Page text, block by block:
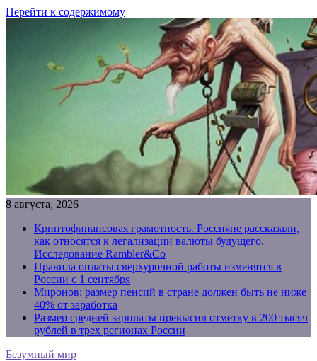
Перейти к содержимому
8 августа, 2026
Криптофинансовая грамотность. Россияне рассказали,
как относятся к легализации валюты будущего.
Исследование Rambler&Co
Правила оплаты сверхурочной работы изменятся в
России с 1 сентября
Миронов: размер пенсий в стране должен быть не ниже
40% от заработка
Размер средней зарплаты превысил отметку в 200 тысяч
рублей в трех регионах России
Безумный мир